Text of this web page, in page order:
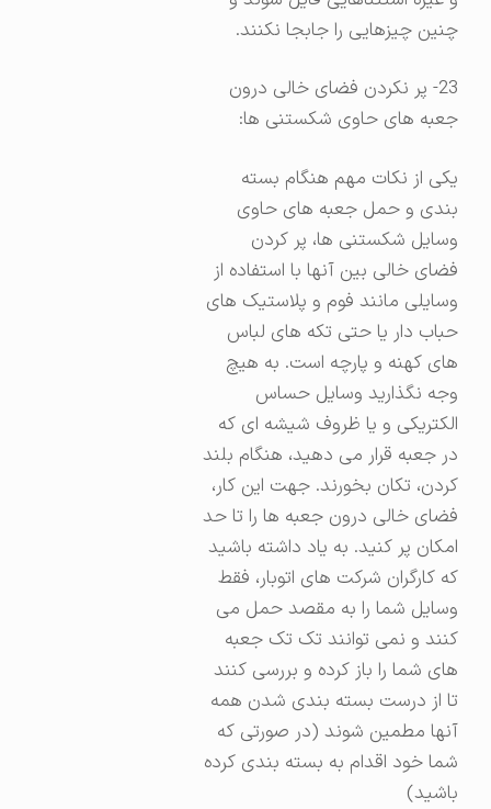
چنین چیزهایی را جابجا نکنند.
23- پر نکردن فضای خالی درون
جعبه های حاوی شکستنی ها:
یکی از نکات مهم هنگام بسته
بندی و حمل جعبه های حاوی
وسایل شکستنی ها، پر کردن
فضای خالی بین آنها با استفاده از
وسایلی مانند فوم و پلاستیک های
حباب دار یا حتی تکه های لباس
های کهنه و پارچه است. به هیچ
وجه نگذارید وسایل حساس
الکتریکی و یا ظروف شیشه ای که
در جعبه قرار می دهید، هنگام بلند
کردن، تکان بخورند. جهت این کار،
فضای خالی درون جعبه ها را تا حد
امکان پر کنید. به یاد داشته باشید
که کارگران شرکت های اتوبار، فقط
وسایل شما را به مقصد حمل می
کنند و نمی توانند تک تک جعبه
های شما را باز کرده و بررسی کنند
تا از درست بسته بندی شدن همه
آنها مطمین شوند (در صورتی که
شما خود اقدام به بسته بندی کرده
باشید)